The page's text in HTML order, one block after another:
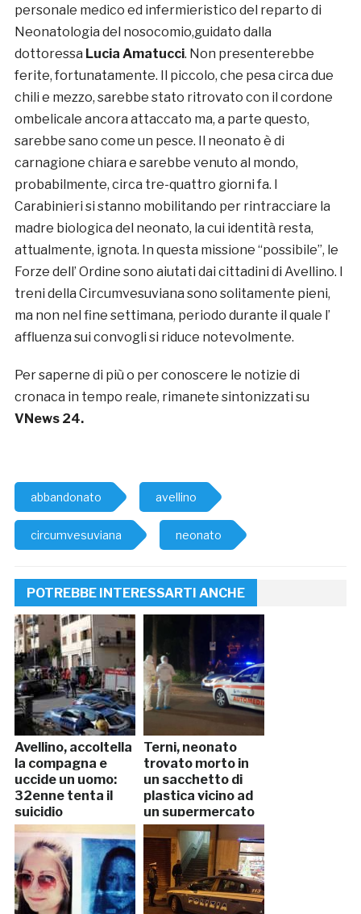
personale medico ed infermieristico del reparto di
Neonatologia del nosocomio,guidato dalla
dottoressa Lucia Amatucci. Non presenterebbe
ferite, fortunatamente. Il piccolo, che pesa circa due
chili e mezzo, sarebbe stato ritrovato con il cordone
ombelicale ancora attaccato ma, a parte questo,
sarebbe sano come un pesce. Il neonato è di
carnagione chiara e sarebbe venuto al mondo,
probabilmente, circa tre-quattro giorni fa. I
Carabinieri si stanno mobilitando per rintracciare la
madre biologica del neonato, la cui identità resta,
attualmente, ignota. In questa missione “possibile”, le
Forze dell’ Ordine sono aiutati dai cittadini di Avellino. I
treni della Circumvesuviana sono solitamente pieni,
ma non nel fine settimana, periodo durante il quale l’
affluenza sui convogli si riduce notevolmente.
Per saperne di più o per conoscere le notizie di
cronaca in tempo reale, rimanete sintonizzati su
VNews 24.
abbandonato avellino
circumvesuviana neonato
POTREBBE INTERESSARTI ANCHE
Avellino, accoltella
la compagna e
uccide un uomo:
32enne tenta il
suicidio
Terni, neonato
trovato morto in
un sacchetto di
plastica vicino ad
un supermercato